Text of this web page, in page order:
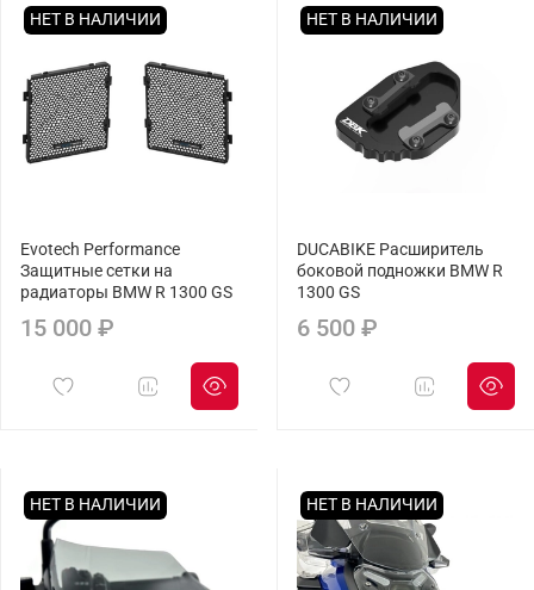
НЕТ В НАЛИЧИИ
Evotech Performance
Защитные сетки на
радиаторы BMW R 1300 GS
15 000 ₽
НЕТ В НАЛИЧИИ
DUCABIKE Расширитель
боковой подножки BMW R
1300 GS
6 500 ₽
НЕТ В НАЛИЧИИ НЕТ В НАЛИЧИИ